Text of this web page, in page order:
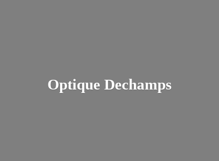
Optique Dechamps